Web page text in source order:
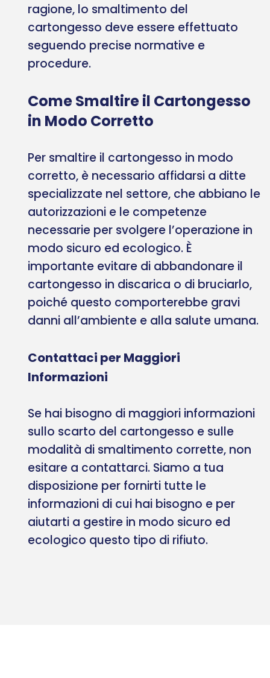
ragione, lo smaltimento del
cartongesso deve essere effettuato
seguendo precise normative e
procedure.
Come Smaltire il Cartongesso
in Modo Corretto
Per smaltire il cartongesso in modo
corretto, è necessario affidarsi a ditte
specializzate nel settore, che abbiano le
autorizzazioni e le competenze
necessarie per svolgere l’operazione in
modo sicuro ed ecologico. È
importante evitare di abbandonare il
cartongesso in discarica o di bruciarlo,
poiché questo comporterebbe gravi
danni all’ambiente e alla salute umana.
Contattaci per Maggiori
Informazioni
Se hai bisogno di maggiori informazioni
sullo scarto del cartongesso e sulle
modalità di smaltimento corrette, non
esitare a contattarci. Siamo a tua
disposizione per fornirti tutte le
informazioni di cui hai bisogno e per
aiutarti a gestire in modo sicuro ed
ecologico questo tipo di rifiuto.